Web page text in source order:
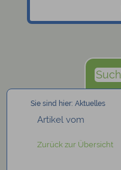
Sie sind hier: Aktuelles
Artikel vom
Zurück zur Übersicht